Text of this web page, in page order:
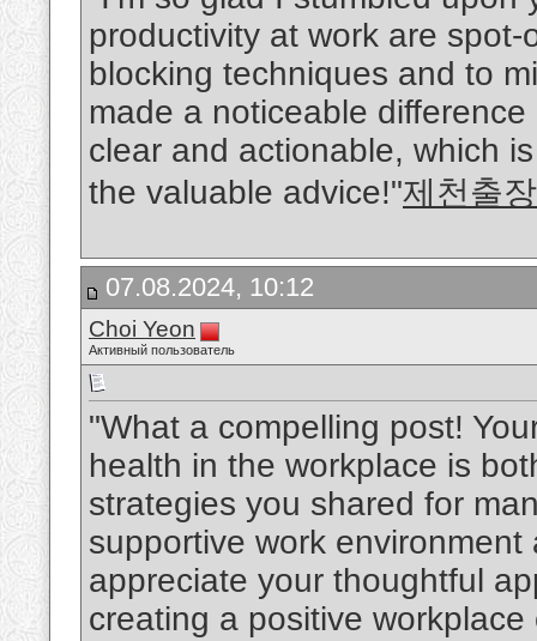
productivity at work are
blocking techniques and to
made a noticeable
clear and actionable, which
the valuable advice!"제천출
07.08.2024, 10:12
Choi Yeon
Активный пользователь
"What a compelling post!
health in the workplace is
strategies you shared for
supportive work
appreciate your thoughtful
creating a positive